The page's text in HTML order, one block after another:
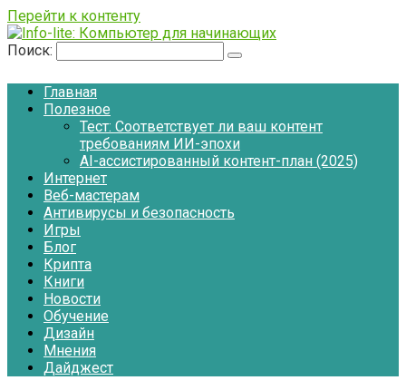
Перейти к контенту
Поиск:
Главная
Полезное
Тест: Соответствует ли ваш контент
требованиям ИИ-эпохи
AI-ассистированный контент-план (2025)
Интернет
Веб-мастерам
Антивирусы и безопасность
Игры
Блог
Крипта
Книги
Новости
Обучение
Дизайн
Мнения
Дайджест